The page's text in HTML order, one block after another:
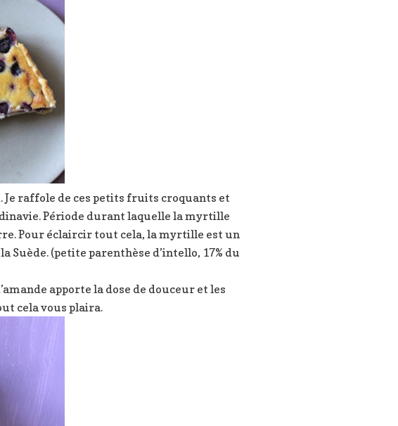
Je raffole de ces petits fruits croquants et
Période durant laquelle la myrtille
Pour éclaircir tout cela, la myrtille est un
Suède. (petite parenthèse d’intello, 17% du
apporte la dose de douceur et les
cela vous plaira.